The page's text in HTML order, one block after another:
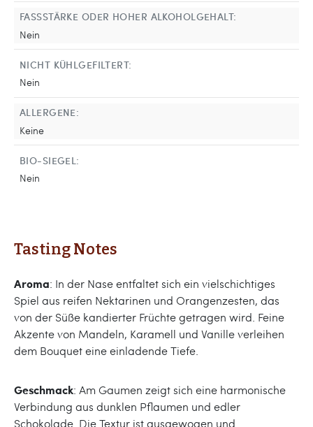
FASSSTÄRKE ODER HOHER ALKOHOLGEHALT:
Nein
NICHT KÜHLGEFILTERT:
Nein
ALLERGENE:
Keine
BIO-SIEGEL:
Nein
Tasting Notes
Aroma: In der Nase entfaltet sich ein vielschichtiges
Spiel aus reifen Nektarinen und Orangenzesten, das
von der Süße kandierter Früchte getragen wird. Feine
Akzente von Mandeln, Karamell und Vanille verleihen
dem Bouquet eine einladende Tiefe.
Geschmack: Am Gaumen zeigt sich eine harmonische
Verbindung aus dunklen Pflaumen und edler
Schokolade. Die Textur ist ausgewogen und